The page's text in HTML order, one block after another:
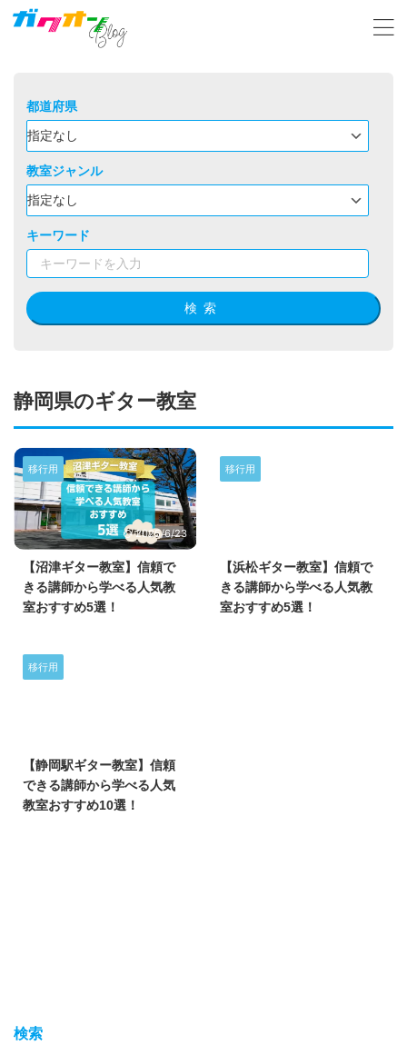
都道府県
教室ジャンル
キーワード
検索
静岡県のギター教室
移行用
2025/6/23
【沼津ギター教室】信頼で
きる講師から学べる人気教
室おすすめ5選！
移行用
【浜松ギター教室】信頼で
きる講師から学べる人気教
室おすすめ5選！
移行用
【静岡駅ギター教室】信頼
できる講師から学べる人気
教室おすすめ10選！
検索